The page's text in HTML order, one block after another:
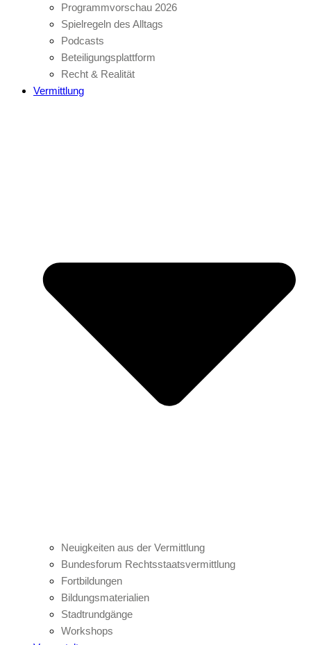
Programmvorschau 2026
Spielregeln des Alltags
Podcasts
Beteiligungsplattform
Recht & Realität
Vermittlung
Neuigkeiten aus der Vermittlung
Bundesforum Rechtsstaatsvermittlung
Fortbildungen
Bildungsmaterialien
Stadtrundgänge
Workshops